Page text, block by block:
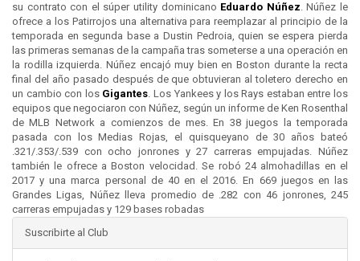
su contrato con el súper utility dominicano Eduardo Núñez. Núñez le
ofrece a los Patirrojos una alternativa para reemplazar al principio de la
temporada en segunda base a Dustin Pedroia, quien se espera pierda
las primeras semanas de la campaña tras someterse a una operación en
la rodilla izquierda. Núñez encajó muy bien en Boston durante la recta
final del año pasado después de que obtuvieran al toletero derecho en
un cambio con los Gigantes. Los Yankees y los Rays estaban entre los
equipos que negociaron con Núñez, según un informe de Ken Rosenthal
de MLB Network a comienzos de mes. En 38 juegos la temporada
pasada con los Medias Rojas, el quisqueyano de 30 años bateó
.321/.353/.539 con ocho jonrones y 27 carreras empujadas. Núñez
también le ofrece a Boston velocidad. Se robó 24 almohadillas en el
2017 y una marca personal de 40 en el 2016. En 669 juegos en las
Grandes Ligas, Núñez lleva promedio de .282 con 46 jonrones, 245
carreras empujadas y 129 bases robadas
Suscribirte al Club